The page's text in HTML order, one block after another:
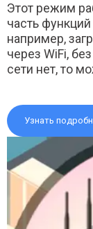
Этот режим
часть
например,
через WiFi,
сети нет, то
Узнать